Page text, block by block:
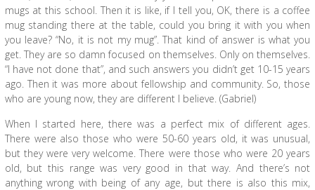
mugs at this school. Then it is like, if I tell you, OK, there is a coffee
mug standing there at the table, could you bring it with you when
you leave? “No, it is not my mug”. That kind of answer is what you
get. They are so damn focused on themselves. Only on themselves.
“I have not done that”, and such answers you didn’t get 10-15 years
ago. Then it was more about fellowship and community. So, those
who are young now, they are different I believe. (Gabriel)
When I started here, there was a perfect mix of different ages.
There were also those who were 50-60 years old, it was unusual,
but they were very welcome. There were those who were 20 years
old, but this range was very good in that way. And there’s not
anything wrong with being of any age, but there is also this mix,